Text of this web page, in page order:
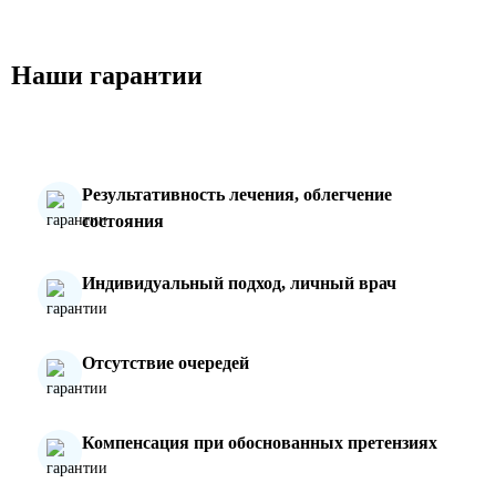
Наши гарантии
Результативность лечения, облегчение
состояния
Индивидуальный подход, личный врач
Отсутствие очередей
Компенсация при обоснованных претензиях